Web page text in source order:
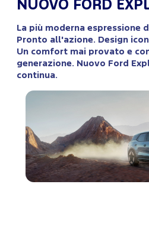
NUOVO FORD
La più moderna espressione
Pronto all'azione. Design
Un comfort mai provato e
generazione. Nuovo Ford
continua.